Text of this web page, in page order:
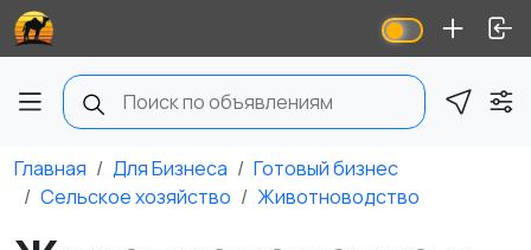
Главная Для Бизнеса
Готовый бизнес
Сельское хозяйство
Животноводство